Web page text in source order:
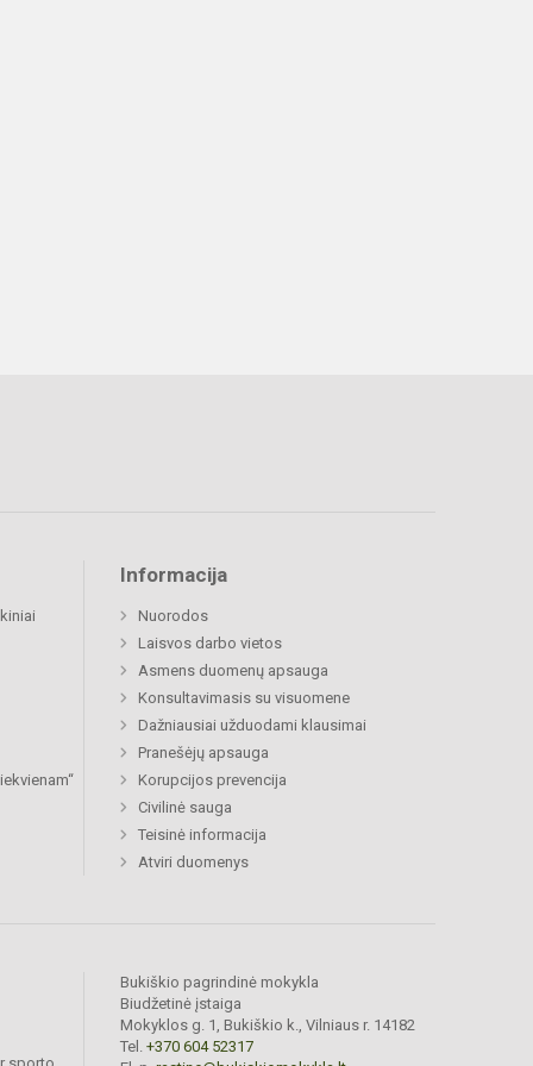
Informacija
Nuorodos
Laisvos darbo vietos
Asmens duomenų apsauga
Konsultavimasis su visuomene
Dažniausiai užduodami klausimai
Pranešėjų apsauga
Korupcijos prevencija
Civilinė sauga
Teisinė informacija
Atviri duomenys
Bukiškio pagrindinė mokykla
Biudžetinė įstaiga
Mokyklos g. 1, Bukiškio k., Vilniaus r. 14182
Tel. +370 604 52317